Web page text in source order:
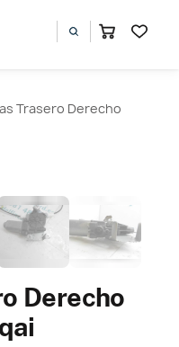
Trasero Derecho
Derecho